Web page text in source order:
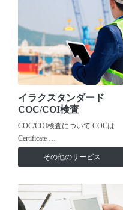
イラクスタンダード
COC/COI検査
COC/COI検査について COCは
Certificate …
その他のサービス